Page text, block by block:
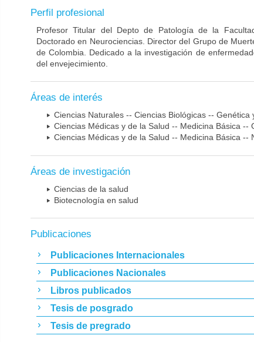
Perfil profesional
Profesor Titular del Depto de Patología de la
Doctorado en Neurociencias. Director del Grupo de
de Colombia. Dedicado a la investigación de
del envejecimiento.
Áreas de interés
Ciencias Naturales -- Ciencias Biológicas -- Genética
Ciencias Médicas y de la Salud -- Medicina Básica --
Ciencias Médicas y de la Salud -- Medicina Básica --
Áreas de investigación
Ciencias de la salud
Biotecnología en salud
Publicaciones
Publicaciones Internacionales
Publicaciones Nacionales
Libros publicados
Tesis de posgrado
Tesis de pregrado